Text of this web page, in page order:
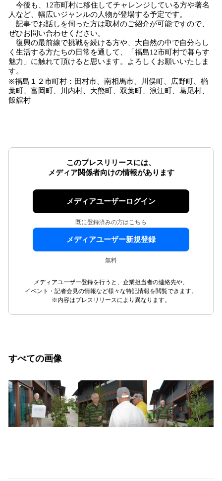
今後も、12市町村に移住してチャレンジしている方や著名
⼈など、幅広いジャンルの人物が登場する予定です。
記事でお話しを伺った方は取材のご紹介が可能ですので、
ぜひお問い合わせください。
復興の最前線で挑戦を続ける方や、大自然の中で自分らし
く生活する方たちの日常を通して、「福島12市町村で暮らす
魅⼒」に触れて頂けると思います。よろしくお願いいたしま
す。
※福島１２市町村：⽥村市、南相⾺市、川俣町、広野町、楢
葉町、富岡町、川内村、⼤熊町、双葉町、浪江町、葛尾村、
飯舘村
このプレスリリースには、
メディア関係者向けの情報があります
メディアユーザーログイン
既に登録済みの方はこちら
メディアユーザー新規登録
無料
メディアユーザー登録を行うと、企業担当者の連絡先や、
イベント・記者会見の情報など様々な特記情報を閲覧できます。
※内容はプレスリリースにより異なります。
すべての画像